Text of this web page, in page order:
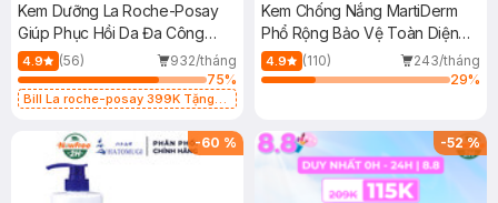
Kem Dưỡng La Roche-Posay
Giúp Phục Hồi Da Đa Công
Dụng 40ml
4.9 (56)
932/tháng
75%
Bill La roche-posay 399K Tặng
(SL có hạn)
Kem Chống Nắng MartiDerm
Phổ Rộng Bảo Vệ Toàn Diện
40ml
4.9 (110)
243/tháng
29%
-60 % -52%